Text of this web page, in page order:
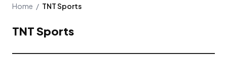
Home / TNT Sports
TNT Sports